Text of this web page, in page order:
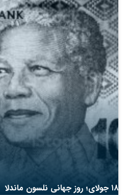
۱۸ جولای؛ روز جهانی نلسون ماندلا